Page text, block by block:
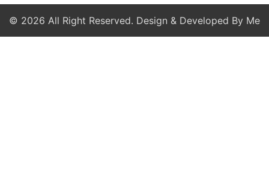
© 2026 All Right Reserved. Design & Developed By Me